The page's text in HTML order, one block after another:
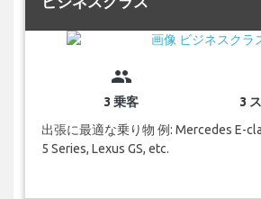
group
3 乗客
3
出張に最適な乗り物 例: Mercedes E-
5 Series, Lexus GS, etc.